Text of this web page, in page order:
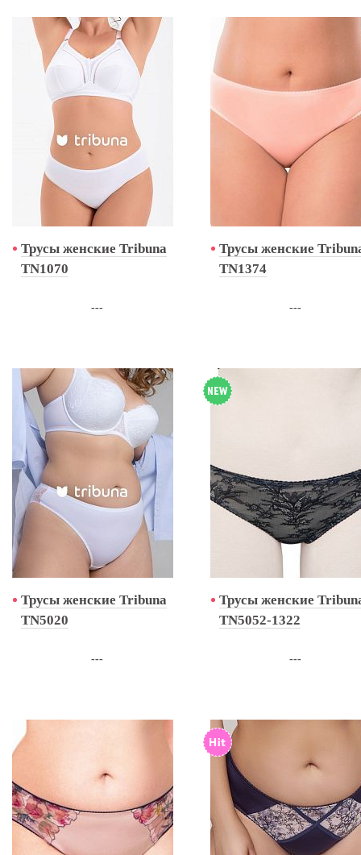
Трусы женские Tribuna
TN1070
---
Трусы женские
TN1374
---
Трусы женские Tribuna
TN5020
---
Трусы женские
TN5052-1322
---